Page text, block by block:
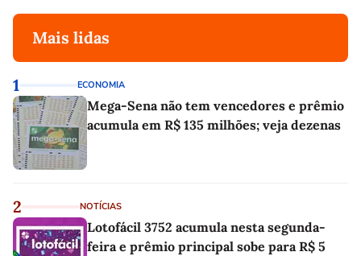
Mais lidas
1 ECONOMIA
Mega-Sena não tem vencedores e prêmio
acumula em R$ 135 milhões; veja dezenas
2 NOTÍCIAS
Lotofácil 3752 acumula nesta segunda-
feira e prêmio principal sobe para R$ 5